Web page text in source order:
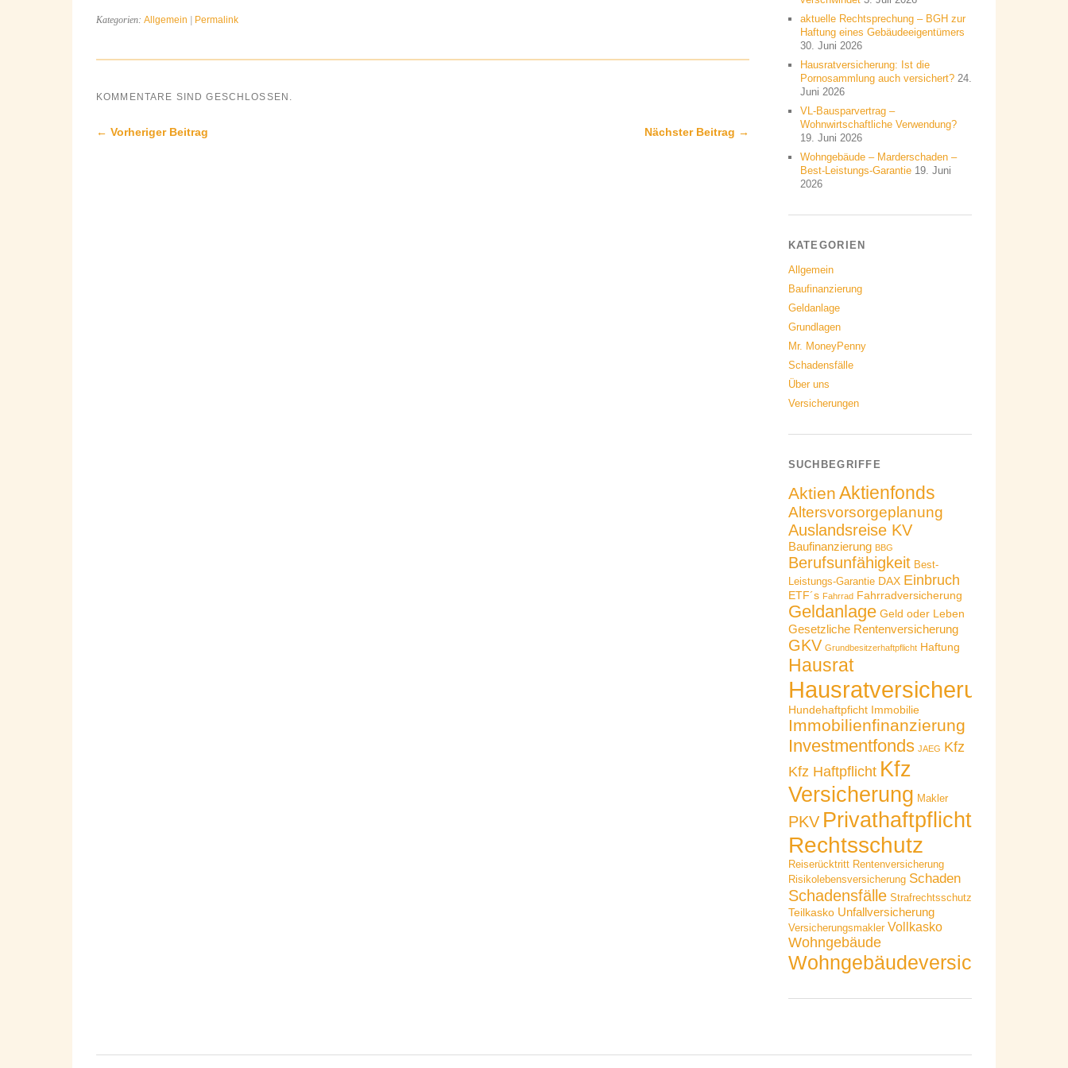
Kategorien: Allgemein Permalink
KOMMENTARE SIND GESCHLOSSEN.
← Vorheriger Beitrag Nächster Beitrag →
aktuelle Rechtsprechung – BGH zur
Haftung eines Gebäudeeigentümers
30. Juni 2026
Hausratversicherung: Ist die
Pornosammlung auch versichert? 24.
Juni 2026
VL-Bausparvertrag –
Wohnwirtschaftliche Verwendung?
19. Juni 2026
Wohngebäude – Marderschaden –
Best-Leistungs-Garantie 19. Juni
2026
KATEGORIEN
Allgemein
Baufinanzierung
Geldanlage
Grundlagen
Mr. MoneyPenny
Schadensfälle
Über uns
Versicherungen
SUCHBEGRIFFE
Aktien Aktienfonds
Altersvorsorgeplanung
Auslandsreise KV
Baufinanzierung BBG
Berufsunfähigkeit Best-
Leistungs-Garantie DAX Einbruch
ETF´s Fahrrad Fahrradversicherung
Geldanlage Geld oder Leben
Gesetzliche Rentenversicherung
GKV Grundbesitzerhaftpflicht Haftung
Hausrat
Hausratversicherung
Hundehaftpficht Immobilie
Immobilienfinanzierung
Investmentfonds JAEG Kfz
Kfz Haftpflicht Kfz
Versicherung Makler
PKV Privathaftpflicht
Rechtsschutz
Reiserücktritt Rentenversicherung
Risikolebensversicherung Schaden
Schadensfälle Strafrechtsschutz
Teilkasko Unfallversicherung
Versicherungsmakler Vollkasko
Wohngebäude
Wohngebäudeversicherung